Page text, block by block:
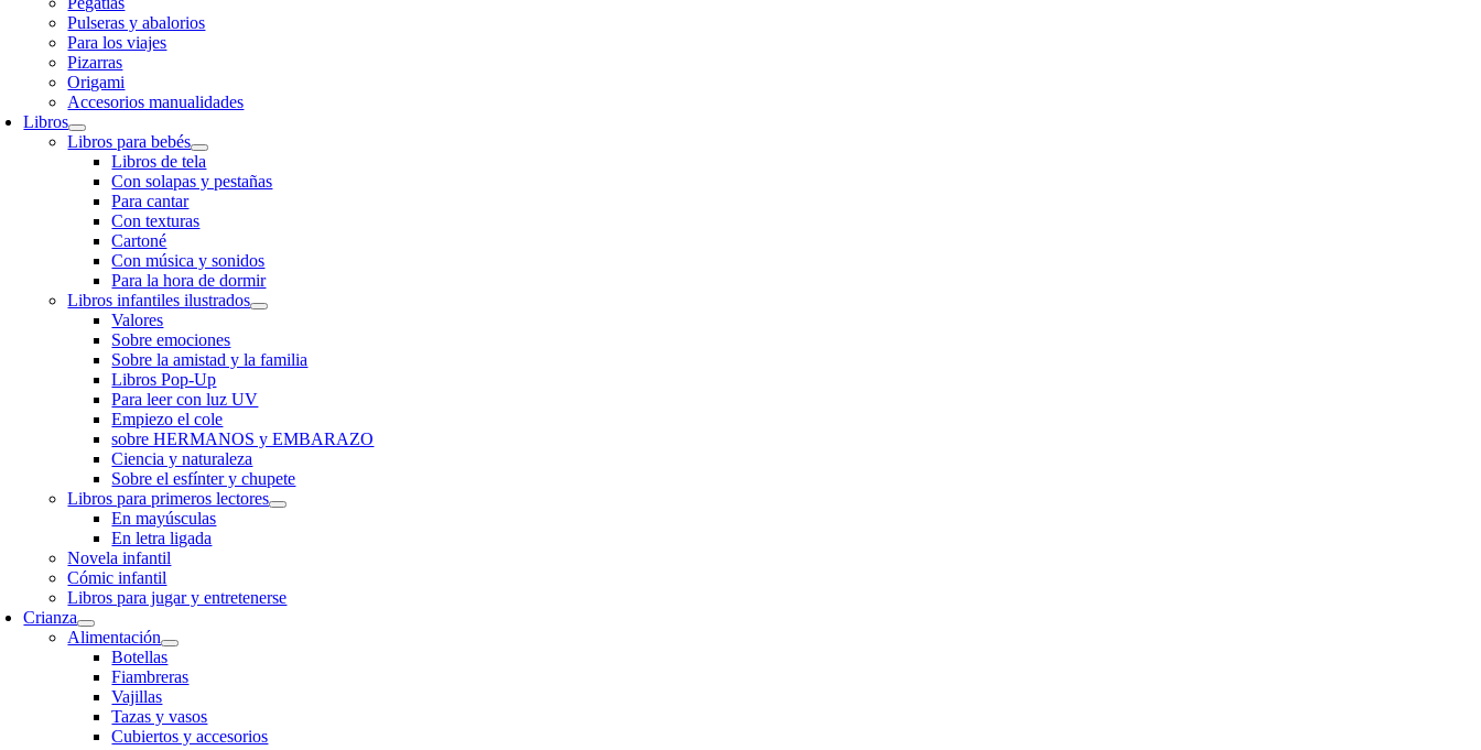
Pulseras y abalorios
Para los viajes
Pizarras
Origami
Accesorios manualidades
Libros
Libros para bebés
Libros de tela
Con solapas y pestañas
Para cantar
Con texturas
Cartoné
Con música y sonidos
Para la hora de dormir
Libros infantiles ilustrados
Valores
Sobre emociones
Sobre la amistad y la familia
Libros Pop-Up
Para leer con luz UV
Empiezo el cole
sobre HERMANOS y EMBARAZO
Ciencia y naturaleza
Sobre el esfínter y chupete
Libros para primeros lectores
En mayúsculas
En letra ligada
Novela infantil
Cómic infantil
Libros para jugar y entretenerse
Crianza
Alimentación
Botellas
Fiambreras
Vajillas
Tazas y vasos
Cubiertos y accesorios